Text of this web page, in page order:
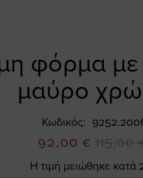
φόρμα με
μαύρο
Κωδικός
Ειδική
Τιμή
92,00 € 115,00
Η τιμή μειώθηκε κατά